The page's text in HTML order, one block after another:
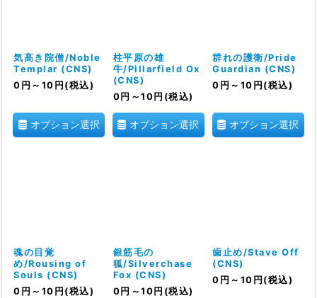
気高き院僧/Noble
Templar (CNS)
0 円 ～10 円 (税込)
オプション選択
柱平原の雄
牛/Pillarfield Ox
(CNS)
0 円 ～10 円 (税込)
オプション選択
群れの護衛/Pride
Guardian (CNS)
0 円 ～10 円 (税込)
オプション選択
魂の目覚
め/Rousing of
Souls (CNS)
0 円 ～10 円 (税込)
銀筋毛の
狐/Silverchase
Fox (CNS)
0 円 ～10 円 (税込)
歯止め/Stave Off
(CNS)
0 円 ～10 円 (税込)